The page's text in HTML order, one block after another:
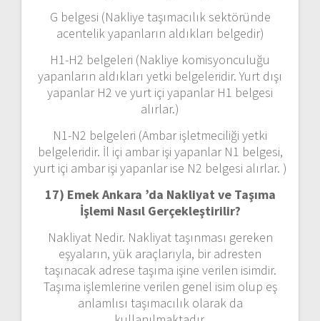
G belgesi (Nakliye taşımacılık sektöründe
acentelik yapanların aldıkları belgedir)
H1-H2 belgeleri (Nakliye komisyonculuğu
yapanların aldıkları yetki belgeleridir. Yurt dışı
yapanlar H2 ve yurt içi yapanlar H1 belgesi
alırlar.)
N1-N2 belgeleri (Ambar işletmeciliği yetki
belgeleridir. İl içi ambar işi yapanlar N1 belgesi,
yurt içi ambar işi yapanlar ise N2 belgesi alırlar. )
17) Emek Ankara ’da Nakliyat ve Taşıma
İşlemi Nasıl Gerçekleştirilir?
Nakliyat Nedir. Nakliyat taşınması gereken
eşyaların, yük araçlarıyla, bir adresten
taşınacak adrese taşıma işine verilen isimdir.
Taşıma işlemlerine verilen genel isim olup eş
anlamlısı taşımacılık olarak da